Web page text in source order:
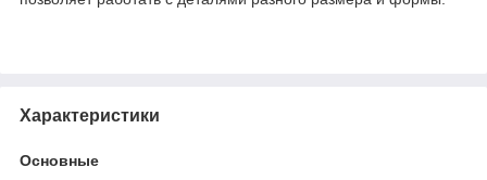
Характеристики
Основные